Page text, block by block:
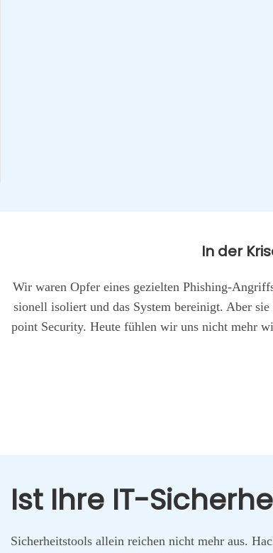
In der
Wir waren Opfer eines geziel­ten Phis­hing-
sio­nell iso­liert und das Sys­tem berei­nigt. Aber
point Secu­ri­ty. Heu­te füh­len wir uns nicht mehr
Ist Ihre IT-
Sicher­heits­tools allein rei­chen nicht mehr aus.